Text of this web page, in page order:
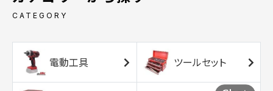
CATEGORY
電動工具 ツールセット